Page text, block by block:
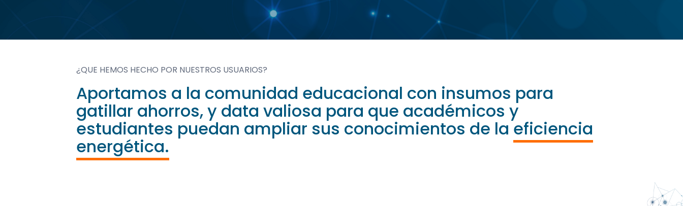
¿QUE HEMOS HECHO POR NUESTROS USUARIOS?
Aportamos a la comunidad educacional con insumos para
gatillar ahorros, y data valiosa para que académicos y
estudiantes puedan ampliar sus conocimientos de laeficiencia
energética.